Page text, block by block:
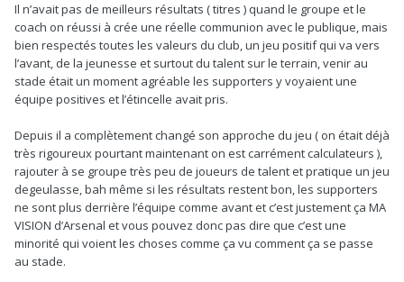
Il n’avait pas de meilleurs résultats ( titres ) quand le groupe et le
coach on réussi à crée une réelle communion avec le publique, mais
bien respectés toutes les valeurs du club, un jeu positif qui va vers
l’avant, de la jeunesse et surtout du talent sur le terrain, venir au
stade était un moment agréable les supporters y voyaient une
équipe positives et l’étincelle avait pris.
Depuis il a complètement changé son approche du jeu ( on était déjà
très rigoureux pourtant maintenant on est carrément calculateurs ),
rajouter à se groupe très peu de joueurs de talent et pratique un jeu
degeulasse, bah même si les résultats restent bon, les supporters
ne sont plus derrière l’équipe comme avant et c’est justement ça MA
VISION d’Arsenal et vous pouvez donc pas dire que c’est une
minorité qui voient les choses comme ça vu comment ça se passe
au stade.